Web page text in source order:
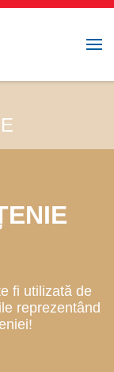
fi utilizată de
reprezentând